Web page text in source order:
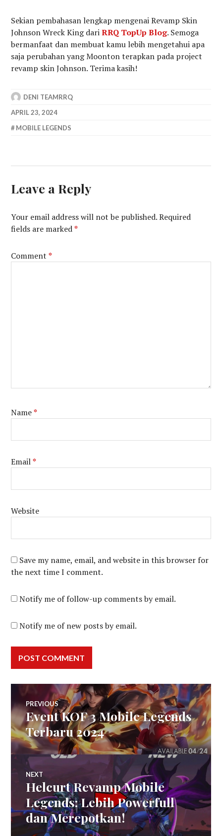
Sekian pembahasan lengkap mengenai Revamp Skin
Johnson Wreck King dariRRQ TopUp Blog. Semoga
bermanfaat dan membuat kamu lebih mengetahui apa
saja perubahan yang Moonton terapkan pada project
revamp skin Johnson. Terima kasih!
DENI TEAMRRQ
APRIL 23, 2024
MOBILE LEGENDS
Leave a Reply
Your email address will not be published. Required
fields are marked*
Comment*
Name*
Email*
Website
Save my name, email, and website in this browser for
the next time I comment.
Notify me of follow-up comments by email.
Notify me of new posts by email.
Post
navigation
PREVIOUS
Previous
post:
Event KOF 3 Mobile Legends
Terbaru 2024
NEXT
Next
post:
Helcurt Revamp Mobile
Legends: Lebih Powerfull
dan Merepotkan!